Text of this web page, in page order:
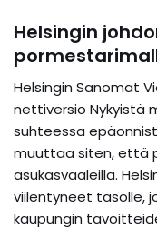
Helsingin
Helsingin Sanomat
nettiversio Nykyistä
suhteessa
muuttaa siten, että
asukasvaaleilla.
viilentyneet tasolle,
kaupungin